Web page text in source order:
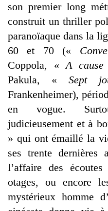
son premier long
construit un thriller
paranoïaque dans la
60 et 70 («
Coppola, «A cause
Pakula, «Sept
Frankenheimer),
en vogue.
judicieusement et à
» qui ont émaillé la
ses trente dernières
l’affaire des
otages, ou encore
mystérieux homme